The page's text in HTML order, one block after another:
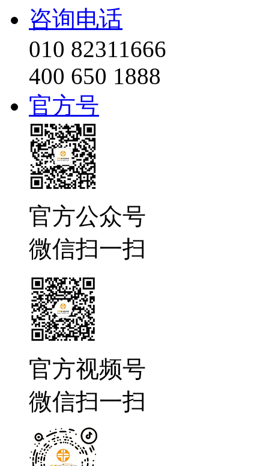
咨询电话
010 82311666
400 650 1888
官方号
官方公众号
微信扫一扫
官方视频号
微信扫一扫